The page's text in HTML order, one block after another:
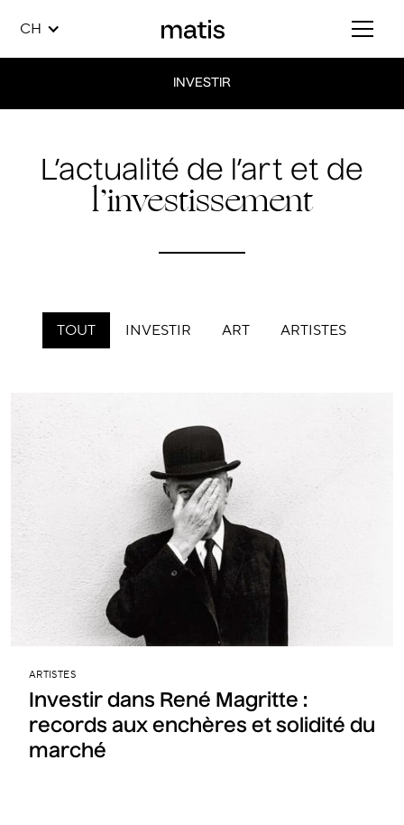
CH
L’actualité de l’art et de
l’investissement
TOUT INVESTIR ART ARTISTES
ARTISTES
Investir dans René Magritte :
records aux enchères et solidité du
marché
INVESTIR